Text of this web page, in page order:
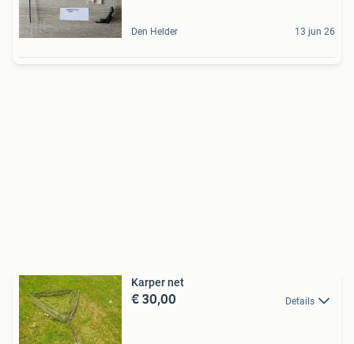
Den Helder 13 jun 26
Karper net
€ 30,00 Details